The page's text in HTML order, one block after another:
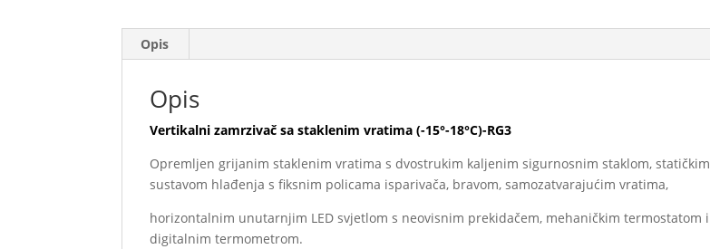
Opis
Opis
Vertikalni zamrzivač sa staklenim vratima (-15°-18°C)-RG3
Opremljen grijanim staklenim vratima s dvostrukim kaljenim sigurnosnim staklom, statičkim
sustavom hlađenja s fiksnim policama isparivača, bravom, samozatvarajućim vratima,
horizontalnim unutarnjim LED svjetlom s neovisnim prekidačem, mehaničkim termostatom i
digitalnim termometrom.